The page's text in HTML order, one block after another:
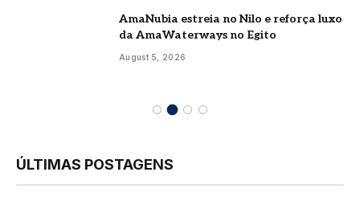
AmaNubia estreia no Nilo e reforça luxo
da AmaWaterways no Egito
August 5, 2026
ÚLTIMAS POSTAGENS